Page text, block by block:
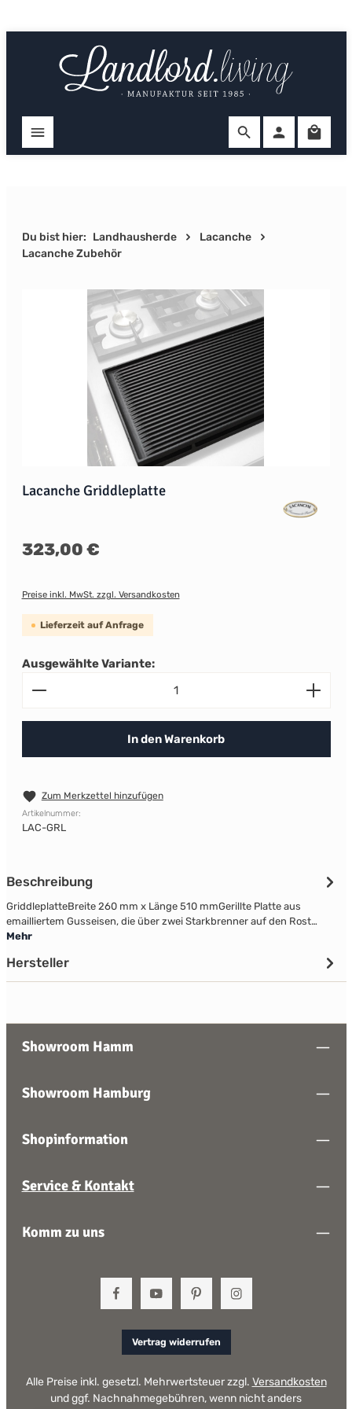
Du bist hier: Landhausherde
Lacanche
Lacanche Zubehör
Bildergalerie überspringen
Lacanche Griddleplatte
Regulärer Preis:
323,00 €
Preise inkl. MwSt. zzgl. Versandkosten
Lieferzeit auf Anfrage
Ausgewählte Variante:
Produkt Anzahl: Gib den gewünschten Wert ein
In den Warenkorb
Zum Merkzettel hinzufügen
Artikelnummer:
LAC-GRL
Beschreibung
GriddleplatteBreite 260 mm x Länge 510 mmGerillte Platte aus
emailliertem Gusseisen, die über zwei Starkbrenner auf den Rost…
Mehr
Hersteller
Showroom Hamm
Showroom Hamburg
Shopinformation
Service & Kontakt
Komm zu uns
Vertrag widerrufen
Alle Preise inkl. gesetzl. Mehrwertsteuer zzgl. Versandkosten
und ggf. Nachnahmegebühren, wenn nicht anders